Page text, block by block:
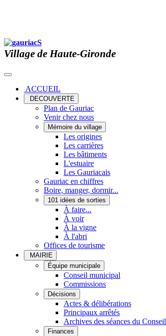
Village de Haute-Gironde
ACCUEIL
DECOUVERTE
Plan de Gauriac
Venir chez nous
Mémoire du village
Les origines
Les carrières
Les bâtiments
L'estuaire
Les Gauriacais
Gauriac en chiffres
Boire, manger, dormir...
101 idées de sorties
À faire...
À voir
À la vigne
À l'abri
Offices de tourisme
MAIRIE
Équipe municipale
Conseil municipal
Commissions
Décisions
Actes & délibérations
Principaux arrêtés
Archives des séances du Conseil
Finances